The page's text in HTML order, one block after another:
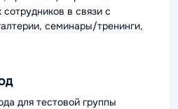
в связи с
семинары/тренинги,
для тестовой группы